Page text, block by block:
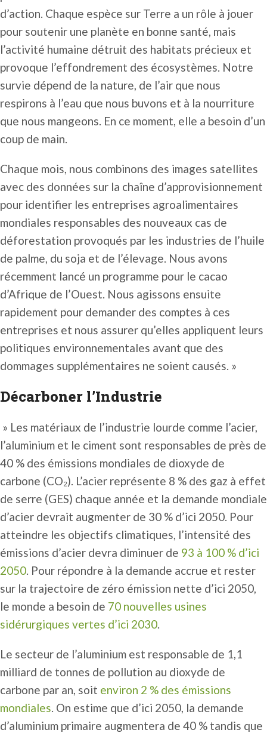
d’action. Chaque espèce sur Terre a un rôle à jouer
pour soutenir une planète en bonne santé, mais
l’activité humaine détruit des habitats précieux et
provoque l’effondrement des écosystèmes. Notre
survie dépend de la nature, de l’air que nous
respirons à l’eau que nous buvons et à la nourriture
que nous mangeons. En ce moment, elle a besoin d’un
coup de main.
Chaque mois, nous combinons des images satellites
avec des données sur la chaîne d’approvisionnement
pour identifier les entreprises agroalimentaires
mondiales responsables des nouveaux cas de
déforestation provoqués par les industries de l’huile
de palme, du soja et de l’élevage. Nous avons
récemment lancé un programme pour le cacao
d’Afrique de l’Ouest. Nous agissons ensuite
rapidement pour demander des comptes à ces
entreprises et nous assurer qu’elles appliquent leurs
politiques environnementales avant que des
dommages supplémentaires ne soient causés. »
Décarboner l’Industrie
» Les matériaux de l’industrie lourde comme l’acier,
l’aluminium et le ciment sont responsables de près de
40 % des émissions mondiales de dioxyde de
carbone (CO₂). L’acier représente 8 % des gaz à effet
de serre (GES) chaque année et la demande mondiale
d’acier devrait augmenter de 30 % d’ici 2050. Pour
atteindre les objectifs climatiques, l’intensité des
émissions d’acier devra diminuer de 93 à 100 % d’ici
2050. Pour répondre à la demande accrue et rester
sur la trajectoire de zéro émission nette d’ici 2050,
le monde a besoin de 70 nouvelles usines
sidérurgiques vertes d’ici 2030.
Le secteur de l’aluminium est responsable de 1,1
milliard de tonnes de pollution au dioxyde de
carbone par an, soit environ 2 % des émissions
mondiales. On estime que d’ici 2050, la demande
d’aluminium primaire augmentera de 40 % tandis que